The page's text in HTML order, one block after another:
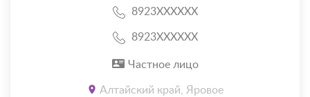
8923XXXXXX
8923XXXXXX
Частное лицо
Алтайский край, Яровое